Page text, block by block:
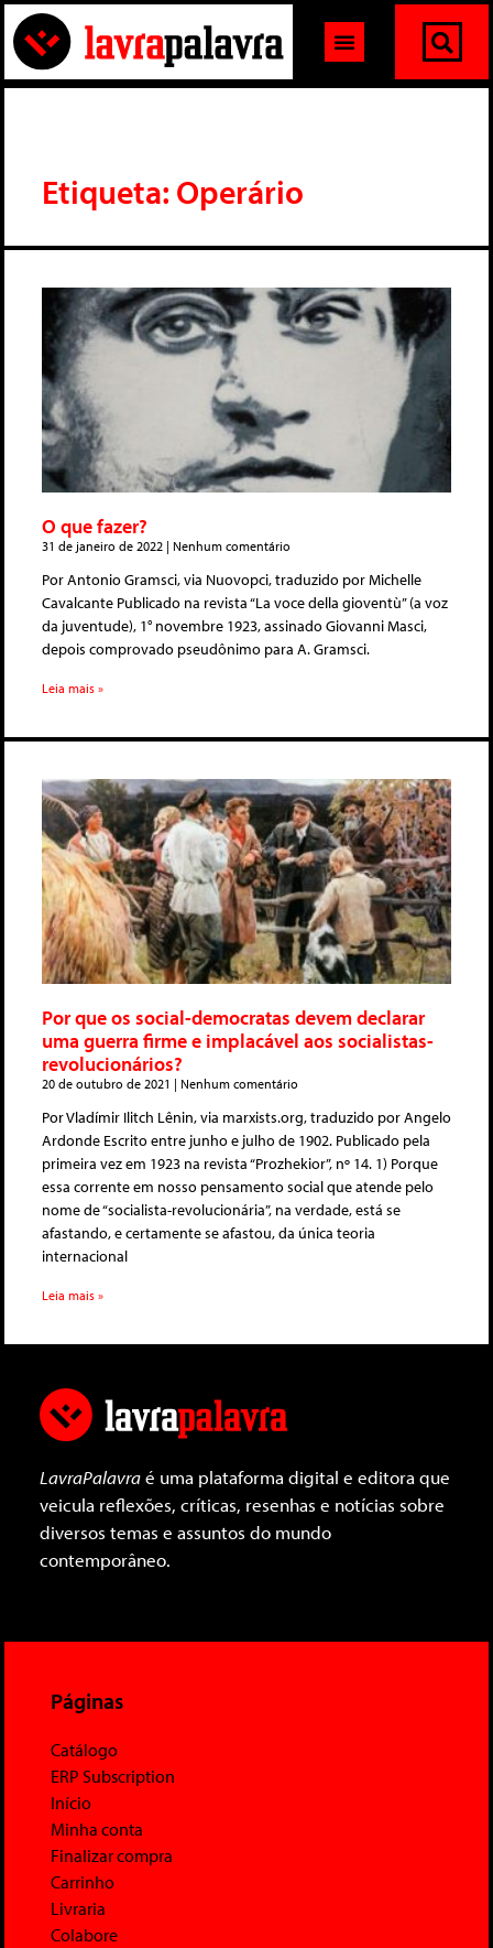
Etiqueta: Operário
O que fazer?
31 de janeiro de 2022 Nenhum comentário
Por Antonio Gramsci, via Nuovopci, traduzido por Michelle
Cavalcante Publicado na revista “La voce della gioventù” (a voz
da juventude), 1° novembre 1923, assinado Giovanni Masci,
depois comprovado pseudônimo para A. Gramsci.
Leia mais »
Por que os social-democratas devem declarar
uma guerra firme e implacável aos socialistas-
revolucionários?
20 de outubro de 2021 Nenhum comentário
Por Vladímir Ilitch Lênin, via marxists.org, traduzido por Angelo
Ardonde Escrito entre junho e julho de 1902. Publicado pela
primeira vez em 1923 na revista “Prozhekior”, nº 14. 1) Porque
essa corrente em nosso pensamento social que atende pelo
nome de “socialista-revolucionária”, na verdade, está se
afastando, e certamente se afastou, da única teoria
internacional
Leia mais »
LavraPalavraé uma plataforma digital e editora que
veicula reflexões, críticas, resenhas e notícias sobre
diversos temas e assuntos do mundo
contemporâneo.
Páginas
Catálogo
ERP Subscription
Início
Minha conta
Finalizar compra
Carrinho
Livraria
Colabore